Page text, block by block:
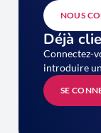
NOUS
Déjà
Connectez-
introduire
SE